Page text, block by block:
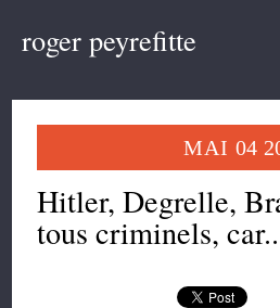
roger peyrefitte
MAI 04
Hitler, Degrelle,
tous criminels,